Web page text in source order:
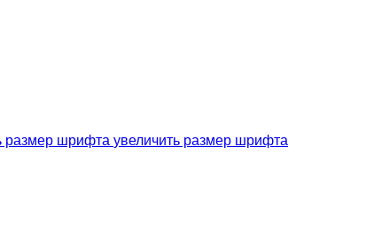
увеличить размер шрифта